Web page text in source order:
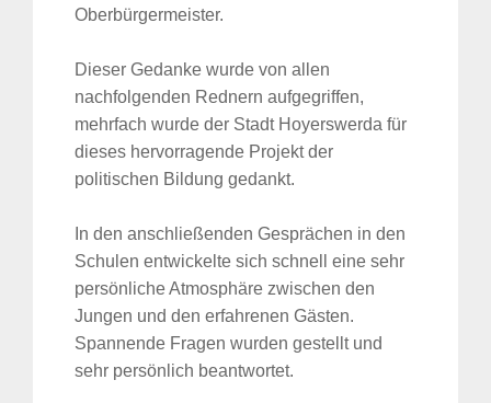
Oberbürgermeister.
Dieser Gedanke wurde von allen
nachfolgenden Rednern aufgegriffen,
mehrfach wurde der Stadt Hoyerswerda für
dieses hervorragende Projekt der
politischen Bildung gedankt.
In den anschließenden Gesprächen in den
Schulen entwickelte sich schnell eine sehr
persönliche Atmosphäre zwischen den
Jungen und den erfahrenen Gästen.
Spannende Fragen wurden gestellt und
sehr persönlich beantwortet.